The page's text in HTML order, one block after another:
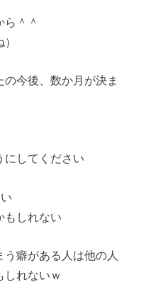
＾＾
今後、数か月が決ま
にしてください
もしれない
癖がある人は他の人
しれないｗ